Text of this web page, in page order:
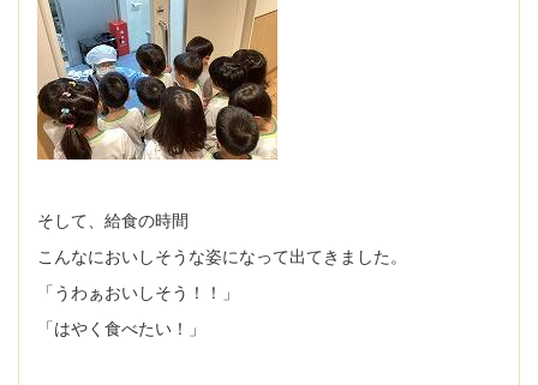
そして、給食の時間
こんなにおいしそうな姿になって出てきました。
「うわぁおいしそう！！」
「はやく食べたい！」